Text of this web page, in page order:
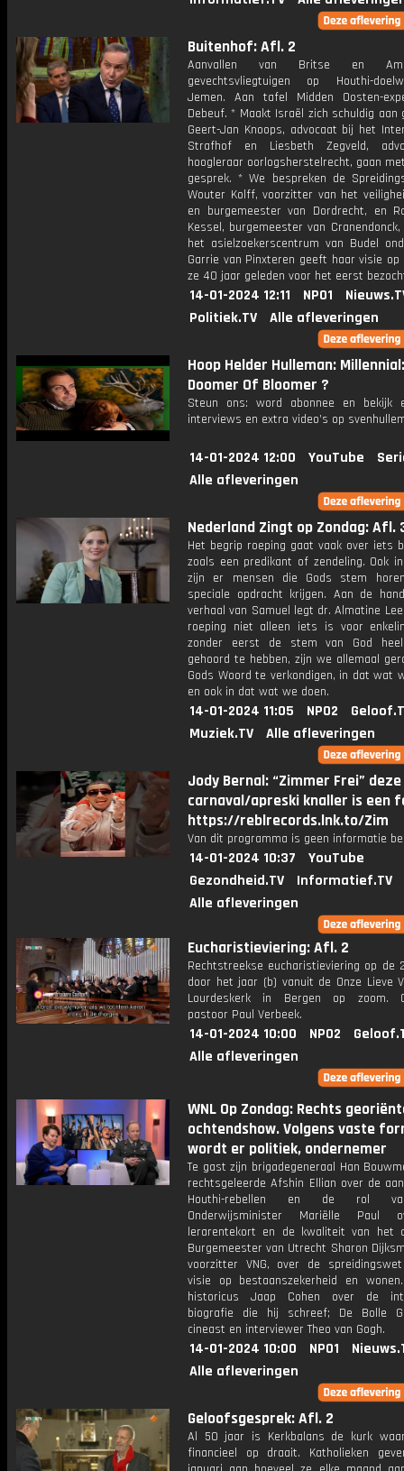
Buitenhof: Afl. 2
Aanvallen van Britse en
gevechtsvliegtuigen op Houthi-
Jemen. Aan tafel Midden Oosten-
Debeuf. * Maakt Israël zich schuldig aan
Geert-Jan Knoops, advocaat bij het
Strafhof en Liesbeth Zegveld,
hoogleraar oorlogsherstelrecht, gaan
gesprek. * We bespreken de
Wouter Kolff, voorzitter van het
en burgemeester van Dordrecht, en
Kessel, burgemeester van
het asielzoekerscentrum van Budel
Garrie van Pinxteren geeft haar visie op
ze 40 jaar geleden voor het eerst
14-01-2024 12:11 NPO1
Politiek.TV
Alle afleveringen
Hoop Helder Hulleman: Millennial:
Doomer Of Bloomer ?
Steun ons: word abonnee en bekijk
interviews en extra video’s op
14-01-2024 12:00 YouTube
Alle afleveringen
Nederland Zingt op Zondag: Afl.
Het begrip roeping gaat vaak over iets
zoals een predikant of zendeling. Ook
zijn er mensen die Gods stem
speciale opdracht krijgen. Aan de
verhaal van Samuel legt dr. Almatine
roeping niet alleen iets is voor
zonder eerst de stem van God
gehoord te hebben, zijn we allemaal
Gods Woord te verkondigen, in dat wat
en ook in dat wat we doen.
14-01-2024 11:05 NPO2
Muziek.TV
Alle afleveringen
Jody Bernal: “Zimmer Frei” deze
carnaval/apreski knaller is een
https://reblrecords.lnk.to/Zim
Van dit programma is geen informatie
14-01-2024 10:37
YouTube
Gezondheid.TV
Informatief.TV
Alle afleveringen
Eucharistieviering: Afl. 2
Rechtstreekse eucharistieviering op de
door het jaar (b) vanuit de Onze Lieve
Lourdeskerk in Bergen op zoom.
pastoor Paul Verbeek.
14-01-2024 10:00 NPO2
Alle afleveringen
WNL Op Zondag: Rechts
ochtendshow. Volgens vaste
wordt er politiek, ondernemer
Te gast zijn brigadegeneraal Han
rechtsgeleerde Afshin Ellian over de
Houthi-rebellen en de rol
Onderwijsminister Mariëlle Paul
lerarentekort en de kwaliteit van het
Burgemeester van Utrecht Sharon
voorzitter VNG, over de
visie op bestaanszekerheid en
historicus Jaap Cohen over de
biografie die hij schreef; De Bolle
cineast en interviewer Theo van Gogh.
14-01-2024 10:00 NPO1
Alle afleveringen
Geloofsgesprek: Afl. 2
Al 50 jaar is Kerkbalans de kurk
financieel op draait. Katholieken